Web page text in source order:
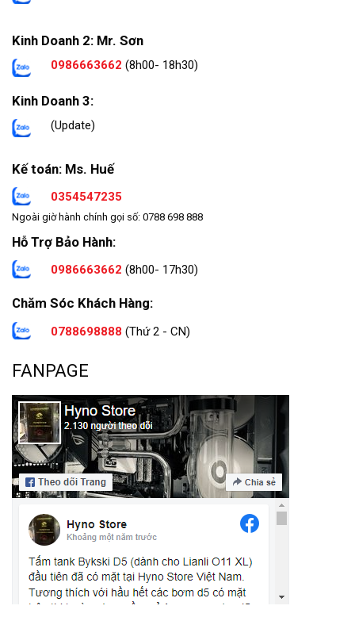
Kinh Doanh 2: Mr. Sơn
0986663662 (8h00- 18h30)
Kinh Doanh 3:
(Update)
Kế toán: Ms. Huế
0354547235
Ngoài giờ hành chính gọi số: 0788 698 888
Hỗ Trợ Bảo Hành:
0986663662 (8h00- 17h30)
Chăm Sóc Khách Hàng:
0788698888 (Thứ 2 - CN)
FANPAGE